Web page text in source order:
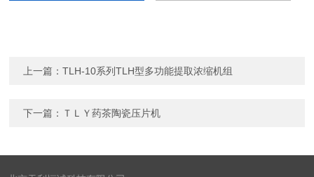
上一篇：TLH-10系列TLH型多功能提取浓缩机组
下一篇： ＴＬＹ药茶陶瓷压片机